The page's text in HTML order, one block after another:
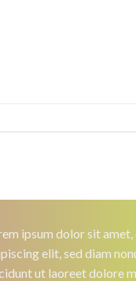
ipsum dolor sit
elit, sed diam
ut laoreet dolore